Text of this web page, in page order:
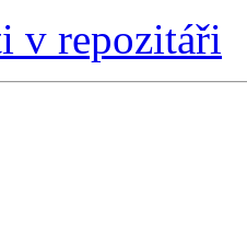
v repozitáři